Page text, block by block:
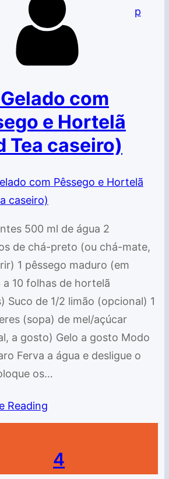
p
com
e Hortelã
Tea caseiro)
500 ml de água 2
de chá-preto (ou chá-mate,
1 pêssego maduro (em
10 folhas de hortelã
Suco de 1/2 limão (opcional) 1
(sopa) de mel/açúcar
a gosto) Gelo a gosto Modo
Ferva a água e desligue o
os…
Reading
4